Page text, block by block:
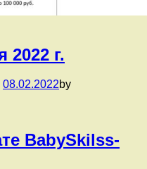
г.
08.02.2022by
BabySkilss-